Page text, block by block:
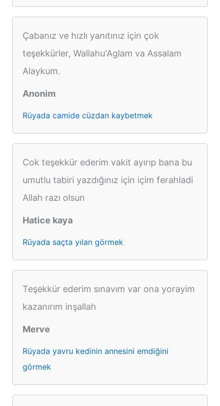
Çabanız ve hızlı yanıtınız için çok
teşekkürler, Wallahu'Aglam va Assalam
Alaykum.
Anonim
Rüyada camide cüzdan kaybetmek
Cok teşekkür ederim vakit ayırıp bana bu
umutlu tabiri yazdığınız için içim ferahladi
Allah razı olsun
Hatice kaya
Rüyada saçta yılan görmek
Teşekkür ederim sınavım var ona yorayim
kazanırım inşallah
Merve
Rüyada yavru kedinin annesini emdiğini
görmek